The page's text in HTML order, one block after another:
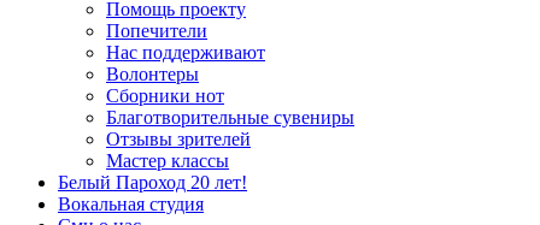
Помощь проекту
Попечители
Нас поддерживают
Волонтеры
Сборники нот
Благотворительные сувениры
Отзывы зрителей
Мастер классы
Белый Пароход 20 лет!
Вокальная студия